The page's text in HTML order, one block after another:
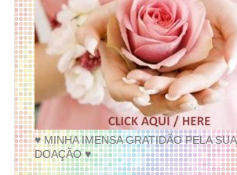
♥ MINHA IMENSA GRATIDÃO PELA SUA
DOAÇÃO ♥